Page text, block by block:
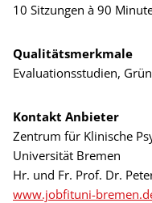
10 Sitzungen à 90
Qualitätsmerkmale
Evaluationsstudien,
Kontakt Anbieter
Zentrum für Klinische
Universität Bremen
Hr. und Fr. Prof. Dr.
www.jobfituni-